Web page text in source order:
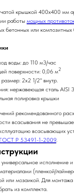
крышкой 400х400 мм
работы мощных
бетонных или
воды: до 110 м3/час
поверхности: 0,06 м2
2х2 1/2" внутр.
нержавеющая сталь AISI
полировка крышки
рекомендованного
всасывания не
всасывающих
ГОСТ Р 53491-1-2009.
исполнение и
(пленкой/
или мозаикой. Для
из комплекта.